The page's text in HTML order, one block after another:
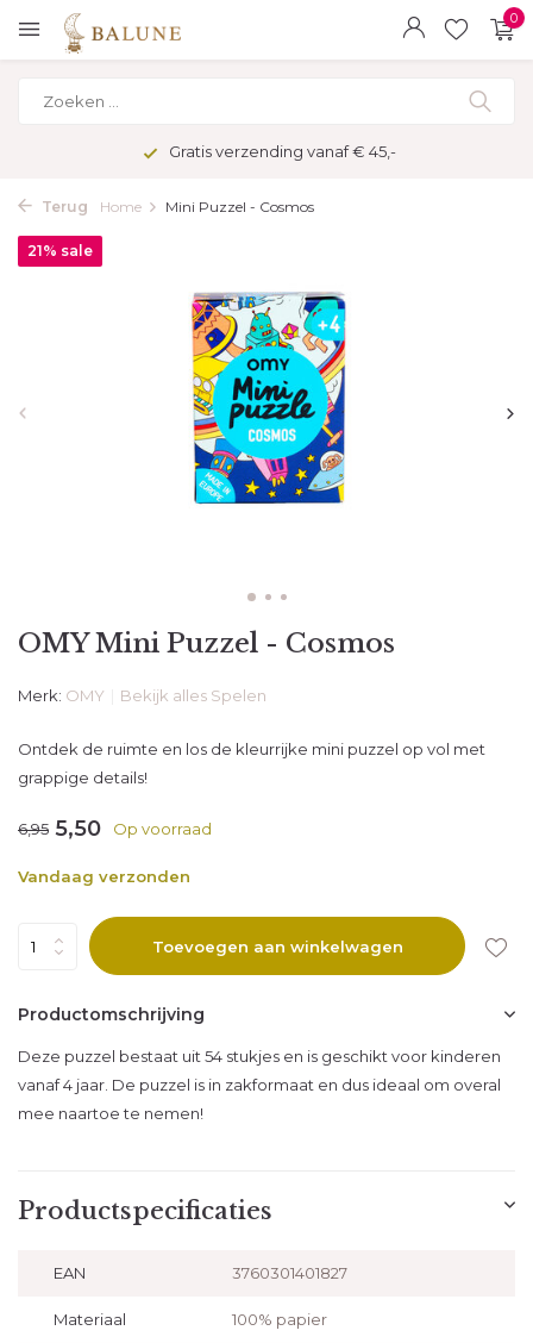
0
Gratis verzending vanaf € 45,-
Terug Home Mini Puzzel - Cosmos
OMY Mini Puzzel - Cosmos
21% sale
Merk: OMY Bekijk alles Spelen
Ontdek de ruimte en los de kleurrijke mini puzzel op vol met
grappige details!
6,95 5,50 Op voorraad
Vandaag verzonden
Toevoegen aan winkelwagen
Productomschrijving
Deze puzzel bestaat uit 54 stukjes en is geschikt voor kinderen
vanaf 4 jaar. De puzzel is in zakformaat en dus ideaal om overal
mee naartoe te nemen!
Productspecificaties
EAN 3760301401827
Materiaal 100% papier